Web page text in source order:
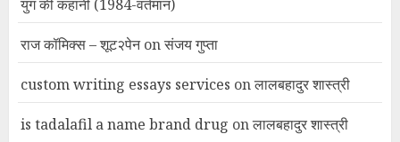
युग की कहानी (1984-वर्तमान)
राज कॉमिक्स – शूट२पेनonसंजय गुप्ता
custom writing essays services onलालबहादुर शास्त्री
is tadalafil a name brand drug onलालबहादुर शास्त्री